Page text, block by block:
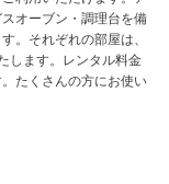
オーブン・調理台を備
。それぞれの部屋は、
します。レンタル料金
たくさんの方にお使い